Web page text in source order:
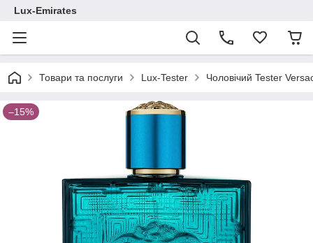
Lux-Emirates
Товари та послуги Lux-Tester Чоловічий Tester
–15%